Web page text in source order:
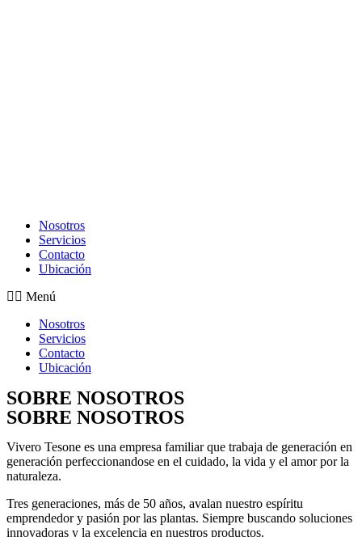
Nosotros
Servicios
Contacto
Ubicación
Menú
Nosotros
Servicios
Contacto
Ubicación
SOBRE NOSOTROS
SOBRE NOSOTROS
Vivero Tesone es una empresa familiar que trabaja de generación en
generación perfeccionandose en el cuidado, la vida y el amor por la
naturaleza.
Tres generaciones, más de 50 años, avalan nuestro espíritu
emprendedor y pasión por las plantas. Siempre buscando soluciones
innovadoras y la excelencia en nuestros productos.